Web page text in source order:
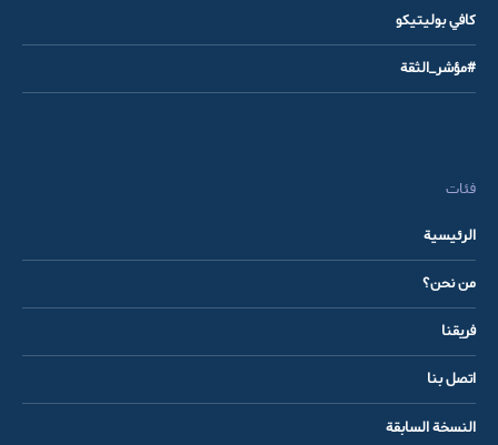
كافي بوليتيكو
#مؤشر_الثقة
فئات
الرئيسية
من نحن؟
فريقنا
اتصل بنا
النسخة السابقة